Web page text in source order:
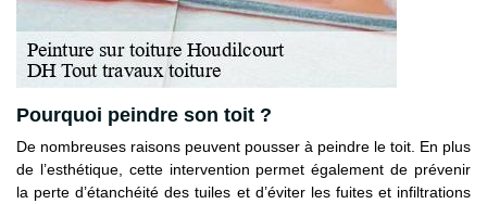
Pourquoi peindre son toit ?
De nombreuses raisons peuvent pousser à peindre le toit. En plus
de l’esthétique, cette intervention permet également de prévenir
la perte d’étanchéité des tuiles et d’éviter les fuites et infiltrations